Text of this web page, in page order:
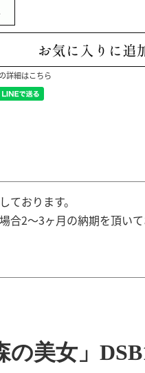
詳細はこちら
おります。
2～3ヶ月の納期を頂いて
美女」